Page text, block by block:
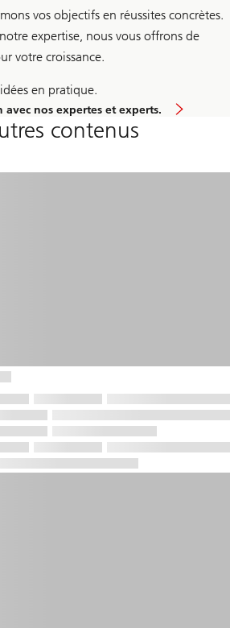
vos objectifs en réussites concrètes.
expertise, nous vous offrons de
votre croissance.
en pratique.
avec nos expertes et experts.
contenus